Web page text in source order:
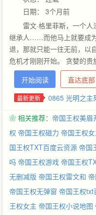
日期： 3个月前
雷文·格里菲斯，一个
继承人……而他马上就要成
退，那就只能一往无前，以
危机才刚刚开始。 贪婪的
异族、残酷的邪教，命运对
依靠来自蓝星的知识和智慧
累财富、扩展领地、提升实
后， “女王收集者，精灵帝
的征服者，大陆与海洋的共
披九阶铠甲【鲜血君临】手
撺掇了王位。但这是纯粹的
骨子里的智慧、高贵、优
简单的对与错便可以评判。
尔虞我诈，机关算尽下的粉
开始阅读 直达底部
最新更新 0865 光明之主
❀ 相关推荐： 帝国王权美眉
权 帝国王权磁力 帝国王权
国王权TXT百度云资源 帝国
吗 帝国王权游戏 帝国王权
无删减版 帝国王权雷文和
帝国王权无弹窗 帝国王权txt
王权女主 帝国王权小说地图